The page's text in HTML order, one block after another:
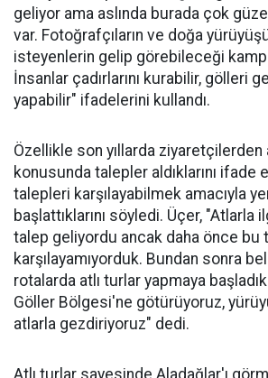
geliyor ama aslında burada çok
var. Fotoğrafçıların ve doğa
isteyenlerin gelip görebileceği kamp
İnsanlar çadırlarını kurabilir, gölleri
yapabilir" ifadelerini kullandı.
Özellikle son yıllarda ziyaretçilerden
konusunda talepler aldıklarını ifade
talepleri karşılayabilmek amacıyla
başlattıklarını söyledi. Üçer, "Atlarla
talep geliyordu ancak daha önce bu
karşılayamıyorduk. Bundan sonra
rotalarda atlı turlar yapmaya
Göller Bölgesi'ne götürüyoruz,
atlarla gezdiriyoruz" dedi.
Atlı turlar sayesinde Aladağlar'ı